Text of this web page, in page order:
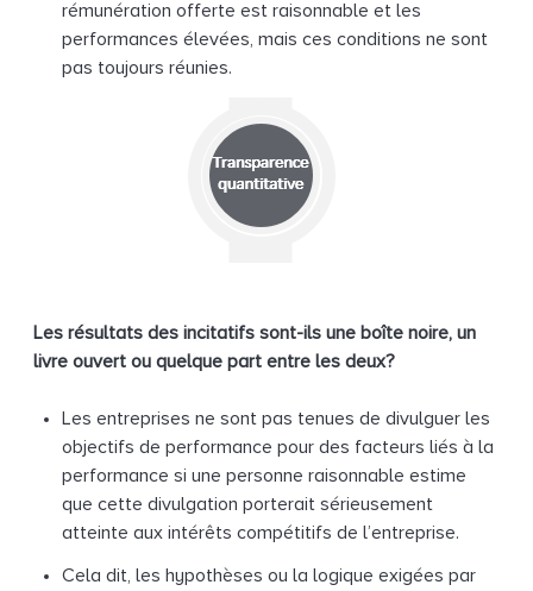
rémunération offerte est raisonnable et les
performances élevées, mais ces conditions ne sont
pas toujours réunies.
Les résultats des incitatifs sont-ils une boîte noire, un
livre ouvert ou quelque part entre les deux?
Les entreprises ne sont pas tenues de divulguer les
objectifs de performance pour des facteurs liés à la
performance si une personne raisonnable estime
que cette divulgation porterait sérieusement
atteinte aux intérêts compétitifs de l’entreprise.
Cela dit, les hypothèses ou la logique exigées par